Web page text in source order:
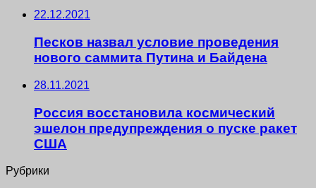
22.12.2021
Песков назвал условие проведения
нового саммита Путина и Байдена
28.11.2021
Россия восстановила космический
эшелон предупреждения о пуске ракет
США
Рубрики